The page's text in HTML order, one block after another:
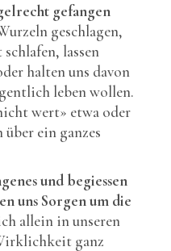
gefangen
geschlagen,
lassen
halten uns davon
leben wollen.
wert» etwa oder
ein ganzes
und begiessen
uns Sorgen um die
allein in unseren
ganz